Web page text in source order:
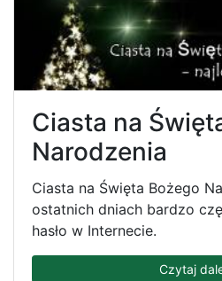
Ciasta na
Narodzenia
Ciasta na Święta Bożego
ostatnich dniach bardzo
hasło w Internecie.
Czytaj